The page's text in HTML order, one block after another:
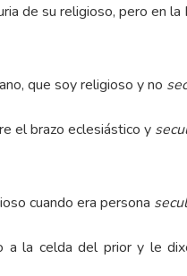
de su religioso, pero en la
que soy religioso y no
el brazo eclesiástico y
cuando era persona
a la celda del prior y le